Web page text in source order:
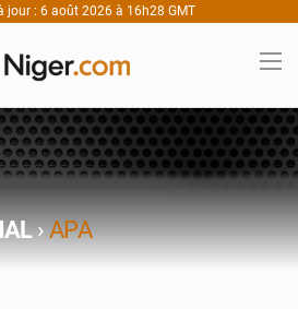
jour : 6 août 2026 à 16h28 GMT
›APA